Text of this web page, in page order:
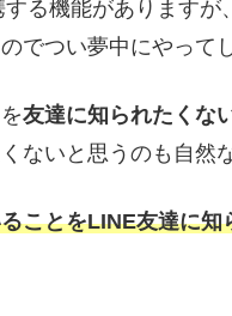
る機能がありますが、
でつい夢中にやって
友達に知られたくな
ないと思うのも自然
ことをLINE友達に知